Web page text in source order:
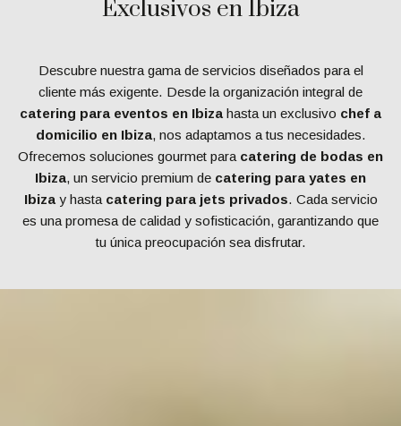
Exclusivos en Ibiza
Descubre nuestra gama de servicios diseñados para el
cliente más exigente. Desde la organización integral de
catering para eventos en Ibiza hasta un exclusivo chef a
domicilio en Ibiza, nos adaptamos a tus necesidades.
Ofrecemos soluciones gourmet para catering de bodas en
Ibiza, un servicio premium de catering para yates en
Ibizay hasta catering para jets privados. Cada servicio
es una promesa de calidad y sofisticación, garantizando que
tu única preocupación sea disfrutar.